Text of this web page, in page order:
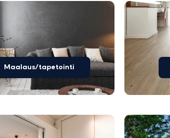
Maalaus/tapetointi